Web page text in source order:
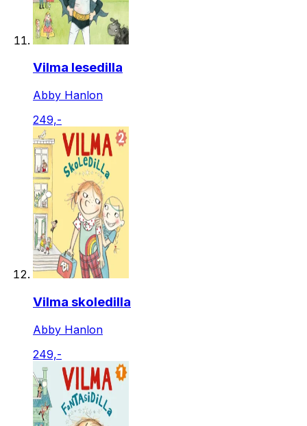
Vilma lesedilla
Abby Hanlon
249,-
Vilma skoledilla
Abby Hanlon
249,-